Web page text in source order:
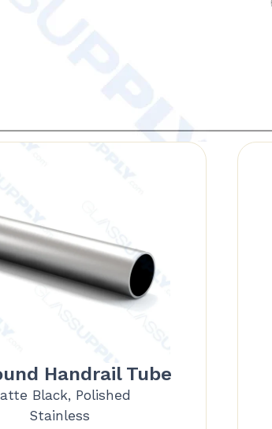
Handrail Tube
Black, Polished
Stainless